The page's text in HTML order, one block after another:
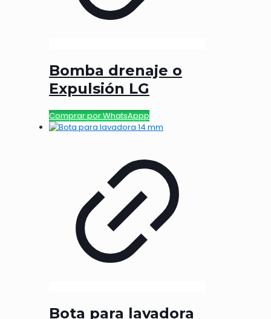
Bomba drenaje o
Expulsión LG
Comprar por WhatsAppp
Bota para lavadora